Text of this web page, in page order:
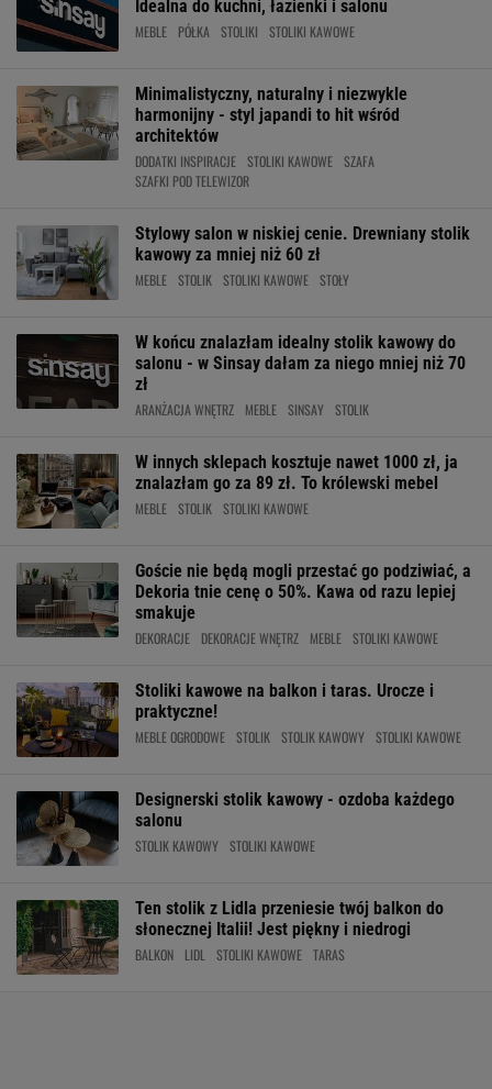
Idealna do kuchni, łazienki i salonu
MEBLE PÓŁKA STOLIKI STOLIKI KAWOWE
Minimalistyczny, naturalny i niezwykle
harmonijny - styl japandi to hit wśród
architektów
DODATKI INSPIRACJE STOLIKI KAWOWE SZAFA
SZAFKI POD TELEWIZOR
Stylowy salon w niskiej cenie. Drewniany stolik
kawowy za mniej niż 60 zł
MEBLE STOLIK STOLIKI KAWOWE STOŁY
W końcu znalazłam idealny stolik kawowy do
salonu - w Sinsay dałam za niego mniej niż 70
zł
ARANŻACJA WNĘTRZ MEBLE SINSAY STOLIK
W innych sklepach kosztuje nawet 1000 zł, ja
znalazłam go za 89 zł. To królewski mebel
MEBLE STOLIK STOLIKI KAWOWE
Goście nie będą mogli przestać go podziwiać, a
Dekoria tnie cenę o 50%. Kawa od razu lepiej
smakuje
DEKORACJE DEKORACJE WNĘTRZ MEBLE STOLIKI KAWOWE
Stoliki kawowe na balkon i taras. Urocze i
praktyczne!
MEBLE OGRODOWE STOLIK STOLIK KAWOWY STOLIKI KAWOWE
Designerski stolik kawowy - ozdoba każdego
salonu
STOLIK KAWOWY STOLIKI KAWOWE
Ten stolik z Lidla przeniesie twój balkon do
słonecznej Italii! Jest piękny i niedrogi
BALKON LIDL STOLIKI KAWOWE TARAS